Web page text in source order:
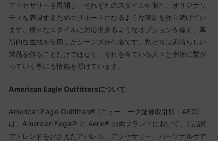
アクセサリーを展開し、それぞれのスタイルや個性、オリジナリ
ティを表現するためのサポートになるような製品を作り続けてい
ます。様々なスタイルに対応出来るようなオプションを備え、革
新的な生地を使用したジーンズが有名です。私たちは素晴らしい
製品を作ることだけではなく、それを着ている人々と密接に繋が
っていく事にも情熱を傾けています。
American Eagle Outfittersについて
American Eagle Outfitters® (ニューヨーク証券取引所：AEO)
は、American Eagle® と Aerie® の両ブランドにおいて、高品質
でトレンドをおさえたアパレル、アクセサリー、パーソナルケア